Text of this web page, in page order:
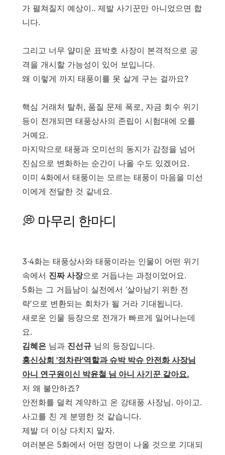
가 펼쳐질지 예상이.. 제발 사기꾼만 아니었으면 합
니다.
그리고 너무 얄미운 표박호 사장이 본격적으로 공
격을 개시할 가능성이 있어 보입니다.
왜 이렇게 까지 태풍이를 못 살게 구는 걸까요?
핵심 거래처 탈취, 품질 문제 폭로, 자금 회수 위기
등이 전개되면 태풍상사의 존립이 시험대에 오를
거예요.
마지막으로 태풍과 오미선의 동지가 감정을 넘어
진심으로 변화하는 순간이 나올 수도 있겠어요.
이미 4화에서 태풍이는 모르는 태풍이 마음을 미선
이에게 전달한 것 같네요.
💭 마무리 한마디
3·4화는 태풍상사와 태풍이라는 인물이 어떤 위기
속에서 진짜 사장으로 거듭나는 과정이었어요.
5화는 그 거듭남이 실전에서 ‘살아남기 위한 전
략’으로 변환되는 회차가 될 거라 기대됩니다.
새로운 인물 등장으로 전개가 빠르게 일어나는데
요.
김혜은 님과 진선규 님의 등장입니다.
홍신상회 '정차란'역할과 슈박 박슈 안전화 사장님
아니 연구원이신 박윤철 님 아니 사기꾼 같아요.
저 왜 불안하죠?
안전화를 덜컥 계약하고 온 강태풍 사장님. 아이고.
사고를 친 게 분명한 것 같습니다.
제발 더 이상 다치지 말자.
여러분은 5화에서 어떤 장면이 나올 것으로 기대되